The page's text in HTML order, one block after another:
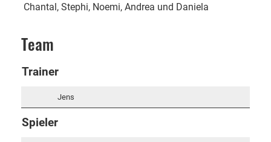
Chantal, Stephi, Noemi, Andrea und Daniela
Team
Trainer
Jens
Spieler